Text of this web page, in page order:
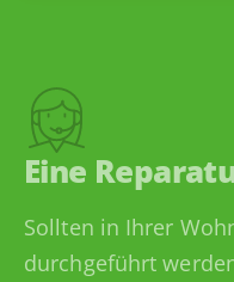
Eine
Sollten in Ihrer
durchgeführt